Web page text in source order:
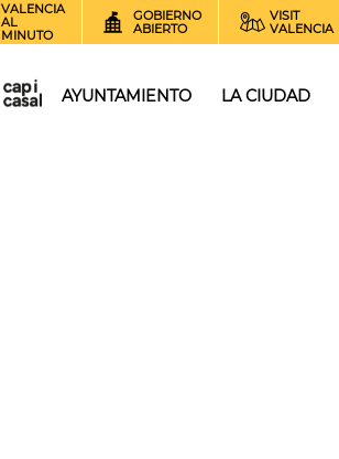
VALENCIA
AL
MINUTO
GOBIERNO
ABIERTO
VISIT
VALENCIA
AYUNTAMIENTO LA CIUDAD